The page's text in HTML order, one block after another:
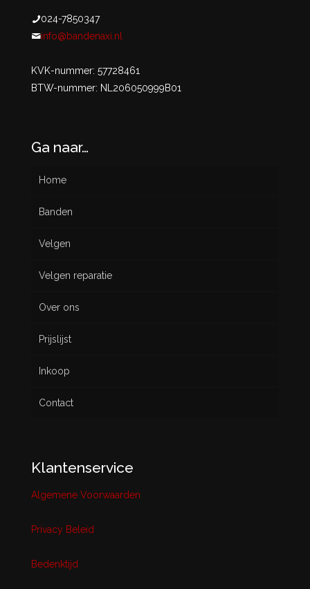
024-7850347
info@bandenaxi.nl
KVK-nummer: 57728461
BTW-nummer: NL206050999B01
Ga naar…
Home
Banden
Nieuw
Gebruikt
Velgen
Velgen reparatie
Over ons
Prijslijst
Inkoop
Contact
Klantenservice
Algemene Voorwaarden
Privacy Beleid
Bedenktijd